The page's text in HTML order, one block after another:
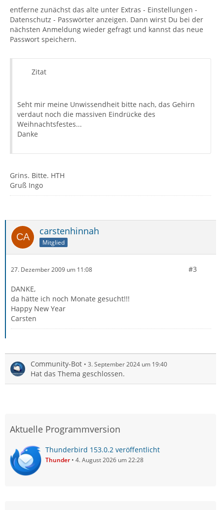
entferne zunächst das alte unter Extras - Einstellungen -
Datenschutz - Passwörter anzeigen. Dann wirst Du bei der
nächsten Anmeldung wieder gefragt und kannst das neue
Passwort speichern.
Zitat
Seht mir meine Unwissendheit bitte nach, das Gehirn
verdaut noch die massiven Eindrücke des
Weihnachtsfestes...
Danke
Grins. Bitte. HTH
Gruß Ingo
carstenhinnah
Mitglied
27. Dezember 2009 um 11:08 #3
DANKE,
da hätte ich noch Monate gesucht!!!
Happy New Year
Carsten
Community-Bot 3. September 2024 um 19:40
Hat das Thema geschlossen.
Aktuelle Programmversion
Thunderbird 153.0.2 veröffentlicht
Thunder 4. August 2026 um 22:28